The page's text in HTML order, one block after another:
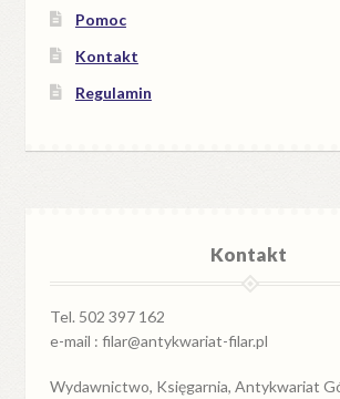
Pomoc
Kontakt
Regulamin
Kontakt
Tel. 502 397 162
e-mail : filar@antykwariat-filar.pl
Wydawnictwo, Księgarnia, Antykwariat